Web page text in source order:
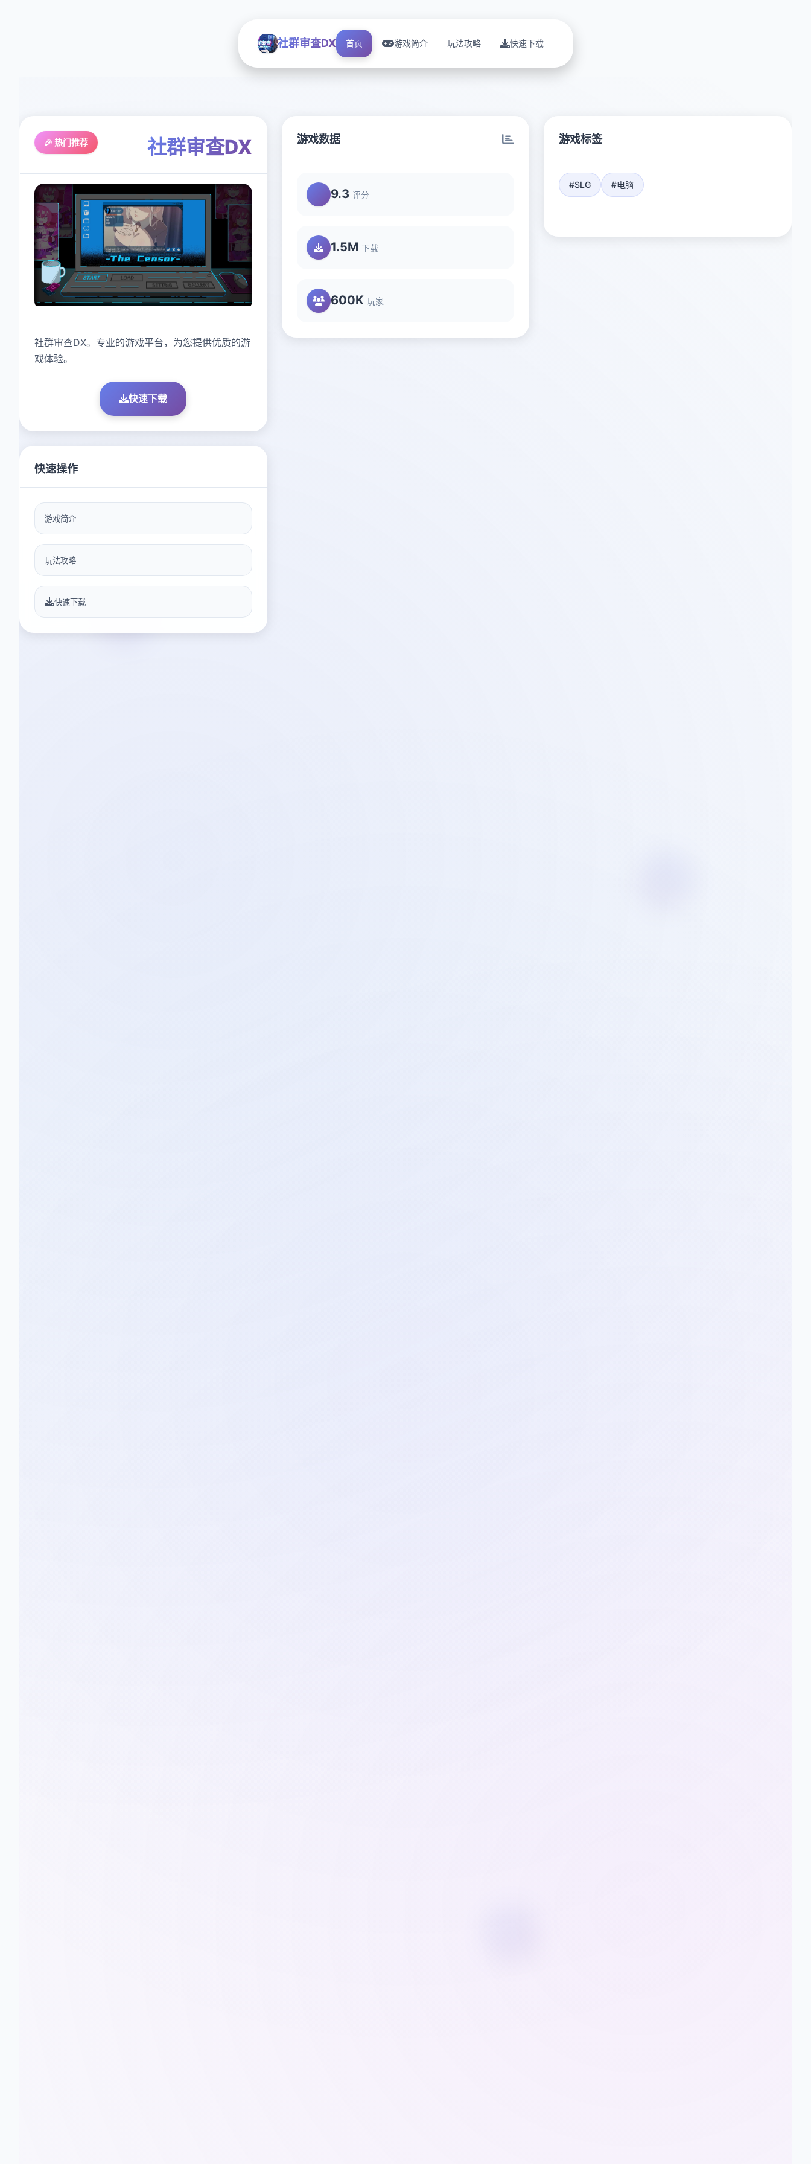
社群审查DX 首页 游戏简介 玩法攻略 快速下载
🎉 热门推荐 社群审查DX
社群审查DX。专业的游戏平台，为您提供优质的游
戏体验。
快速下载
游戏数据
9.3 评分
1.5M 下载
600K 玩家
游戏标签
#SLG #电脑
快速操作
游戏简介
玩法攻略
快速下载